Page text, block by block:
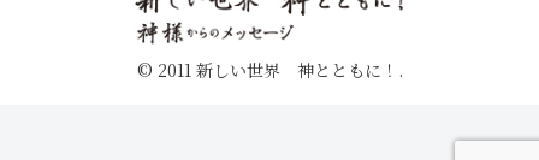
© 2011 新しい世界 神とともに！.